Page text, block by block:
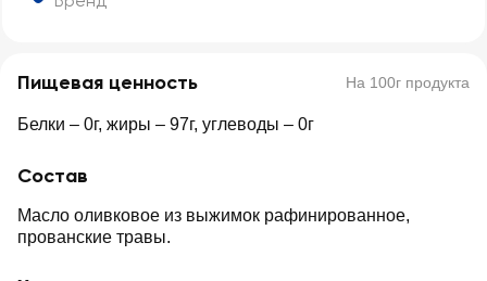
Пищевая ценность На 100г продукта
Белки – 0г, жиры – 97г, углеводы – 0г
Состав
Масло оливковое из выжимок рафинированное,
прованские травы.